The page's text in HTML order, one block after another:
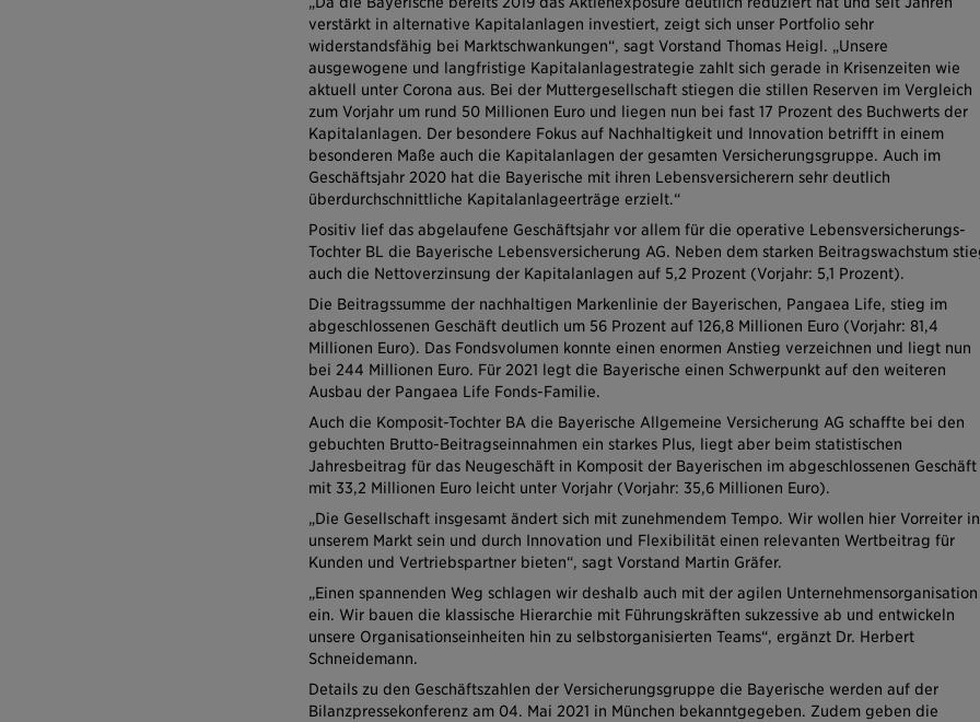
verstärkt in alternative Kapitalanlagen investiert, zeigt sich unser Portfolio sehr
widerstandsfähig bei Marktschwankungen“, sagt Vorstand Thomas Heigl. „Unsere
ausgewogene und langfristige Kapitalanlagestrategie zahlt sich gerade in Krisenzeiten wie
aktuell unter Corona aus. Bei der Muttergesellschaft stiegen die stillen Reserven im Vergleich
zum Vorjahr um rund 50 Millionen Euro und liegen nun bei fast 17 Prozent des Buchwerts der
Kapitalanlagen. Der besondere Fokus auf Nachhaltigkeit und Innovation betrifft in einem
besonderen Maße auch die Kapitalanlagen der gesamten Versicherungsgruppe. Auch im
Geschäftsjahr 2020 hat die Bayerische mit ihren Lebensversicherern sehr deutlich
überdurchschnittliche Kapitalanlageerträge erzielt.“
Positiv lief das abgelaufene Geschäftsjahr vor allem für die operative Lebensversicherungs-
Tochter BL die Bayerische Lebensversicherung AG. Neben dem starken Beitragswachstum
auch die Nettoverzinsung der Kapitalanlagen auf 5,2 Prozent (Vorjahr: 5,1 Prozent).
Die Beitragssumme der nachhaltigen Markenlinie der Bayerischen, Pangaea Life, stieg im
abgeschlossenen Geschäft deutlich um 56 Prozent auf 126,8 Millionen Euro (Vorjahr: 81,4
Millionen Euro). Das Fondsvolumen konnte einen enormen Anstieg verzeichnen und liegt nun
bei 244 Millionen Euro. Für 2021 legt die Bayerische einen Schwerpunkt auf den weiteren
Ausbau der Pangaea Life Fonds-Familie.
Auch die Komposit-Tochter BA die Bayerische Allgemeine Versicherung AG schaffte bei den
gebuchten Brutto-Beitragseinnahmen ein starkes Plus, liegt aber beim statistischen
Jahresbeitrag für das Neugeschäft in Komposit der Bayerischen im abgeschlossenen Geschäft
mit 33,2 Millionen Euro leicht unter Vorjahr (Vorjahr: 35,6 Millionen Euro).
„Die Gesellschaft insgesamt ändert sich mit zunehmendem Tempo. Wir wollen hier Vorreiter in
unserem Markt sein und durch Innovation und Flexibilität einen relevanten Wertbeitrag für
Kunden und Vertriebspartner bieten“, sagt Vorstand Martin Gräfer.
„Einen spannenden Weg schlagen wir deshalb auch mit der agilen Unternehmensorganisation
ein. Wir bauen die klassische Hierarchie mit Führungskräften sukzessive ab und entwickeln
unsere Organisationseinheiten hin zu selbstorganisierten Teams“, ergänzt Dr. Herbert
Schneidemann.
Details zu den Geschäftszahlen der Versicherungsgruppe die Bayerische werden auf der
Bilanzpressekonferenz am 04. Mai 2021 in München bekanntgegeben. Zudem geben die